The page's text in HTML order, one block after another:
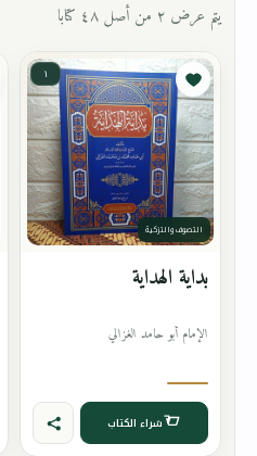
يتم عرض ٢ من أصل ٤٨ كتابا
١
التصوف والتزكية
بداية الهداية
الإمام أبو حامد الغزالي
شراء الكتاب